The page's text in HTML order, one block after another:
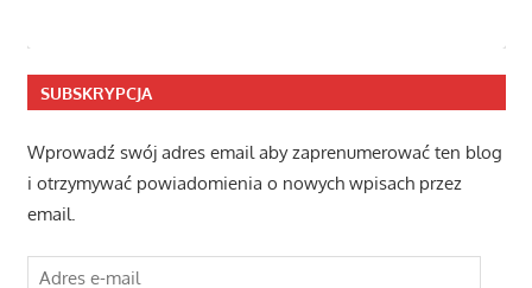
SUBSKRYPCJA
Wprowadź swój adres email aby zaprenumerować ten blog
i otrzymywać powiadomienia o nowych wpisach przez
email.
Adres